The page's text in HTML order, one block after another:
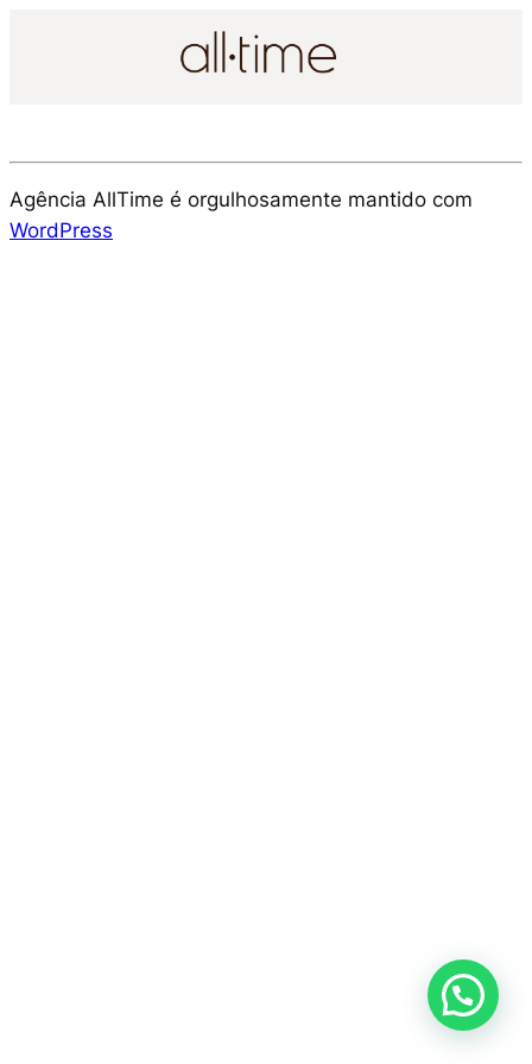
Agência AllTime é orgulhosamente mantido com
WordPress